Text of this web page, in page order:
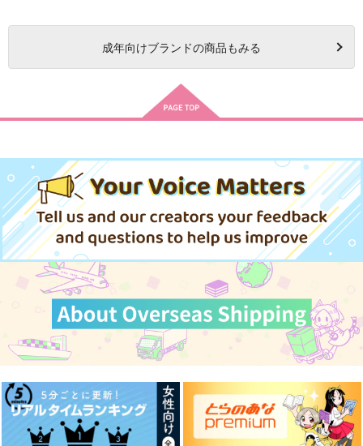
成年向けブランドの商品もみる